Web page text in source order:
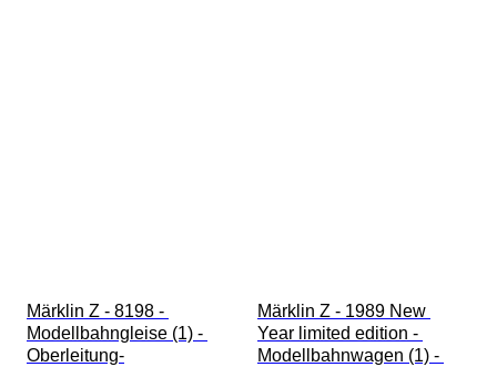
Märklin Z - 8198 -
Modellbahngleise (1) -
Oberleitung-
Märklin Z - 1989 New
Year limited edition -
Modellbahnwagen (1) -